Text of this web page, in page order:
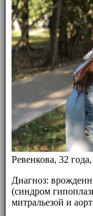
Ревенкова, 32
Диагноз:
(синдром
митральезой и